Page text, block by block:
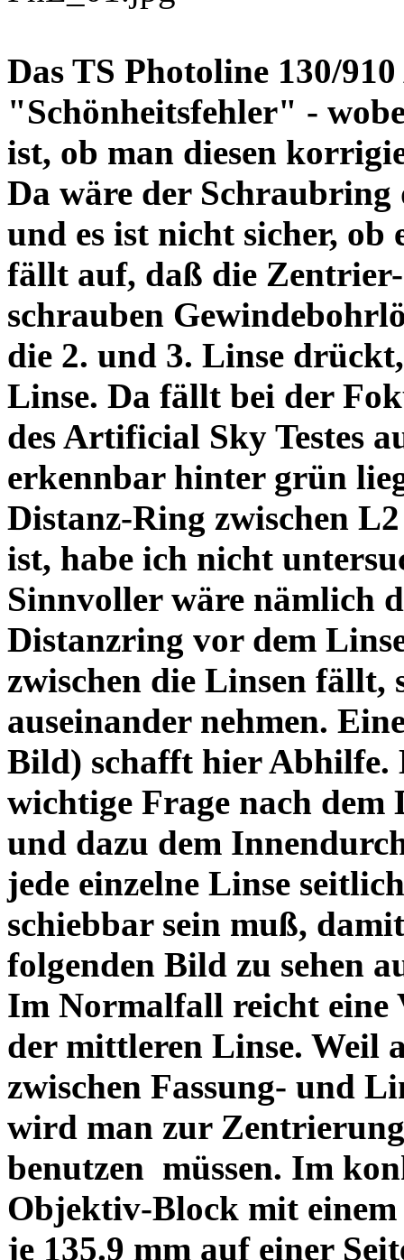
Das TS Photoline 130/
"Schönheitsfehler" -
ist, ob man diesen
Da wäre der
und es ist nicht sicher,
fällt auf, daß die Zentrier-
schrauben
die 2. und 3. Linse
Linse. Da fällt bei der
des Artificial Sky Testes
erkennbar hinter grün
Distanz-Ring zwischen
ist, habe ich nicht
Sinnvoller wäre nämlich
Distanzring vor dem
zwischen die Linsen fällt,
auseinander nehmen.
Bild) schafft hier Abhilfe.
wichtige Frage nach dem
und dazu dem
jede einzelne Linse
schiebbar sein muß,
folgenden Bild zu sehen
Im Normalfall reicht eine
der mittleren Linse. Weil
zwischen Fassung- und
wird man zur
benutzen müssen. Im
Objektiv-Block mit einem
je 135.9 mm auf einer